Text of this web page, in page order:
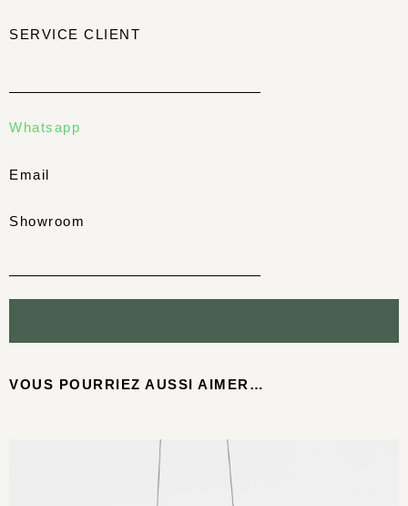
SERVICE CLIENT
Whatsapp
Email
Showroom
VOUS POURRIEZ AUSSI AIMER…